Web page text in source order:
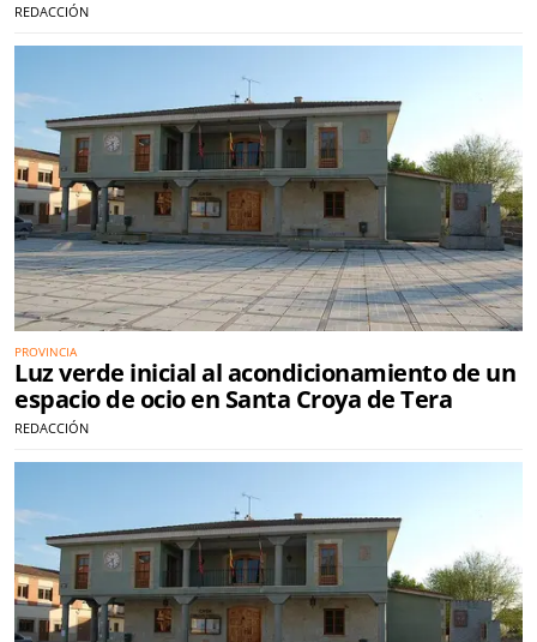
REDACCIÓN
PROVINCIA
Luz verde inicial al acondicionamiento de un
espacio de ocio en Santa Croya de Tera
REDACCIÓN